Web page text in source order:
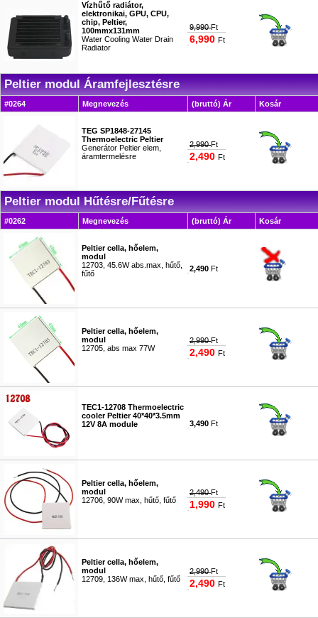
Vízhűtő radiátor,
elektronikai, GPU, CPU,
chip, Peltier,
100mmx131mm
Water Cooling Water Drain
Radiator
9,990Ft
6,990 Ft
Peltier modul Áramfejlesztésre
#0264 Megnevezés (bruttó) Ár Kosár
TEG SP1848-27145
Thermoelectric Peltier
Generátor Peltier elem,
áramtermelésre
2,990Ft
2,490 Ft
Peltier modul Hűtésre/Fűtésre
#0262 Megnevezés (bruttó) Ár Kosár
Peltier cella, hőelem,
modul
12703, 45.6W abs.max, hűtő,
fűtő
2,490 Ft
Peltier cella, hőelem,
modul
12705, abs max 77W
2,990Ft
2,490 Ft
TEC1-12708 Thermoelectric
cooler Peltier 40*40*3.5mm
12V 8A module
3,490 Ft
Peltier cella, hőelem,
modul
12706, 90W max, hűtő, fűtő
2,490Ft
1,990 Ft
Peltier cella, hőelem,
modul
12709, 136W max, hűtő, fűtő
2,990Ft
2,490 Ft